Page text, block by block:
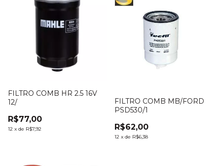
FILTRO COMB HR 2.5 16V
12/
R$77,00
12 x de R$7,92
FILTRO COMB MB/FORD
PSD530/1
R$62,00
12 x de R$6,38